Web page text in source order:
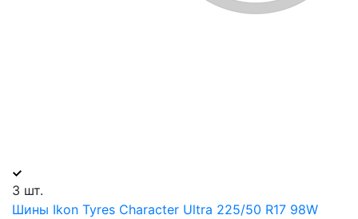
3 шт.
Шины Ikon Tyres Character Ultra 225/50 R17 98W